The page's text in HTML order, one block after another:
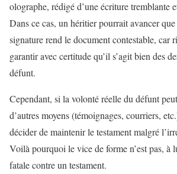
olographe, rédigé d’une écriture tremblante
Dans ce cas, un héritier pourrait avancer que
signature rend le document contestable, car
garantir avec certitude qu’il s’agit bien des
défunt.
Cependant, si la volonté réelle du défunt
d’autres moyens (témoignages, courriers,
décider de maintenir le testament malgré
Voilà pourquoi le vice de forme n’est pas, à
fatale contre un testament.